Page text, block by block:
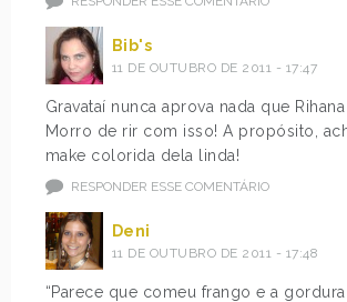
Bib's
11 DE OUTUBRO DE 2011 - 17:47
Gravataí nunca aprova nada que Rihana
Morro de rir com isso! A propósito,
make colorida dela linda!
RESPONDER ESSE COMENTÁRIO
Deni
11 DE OUTUBRO DE 2011 - 17:48
“Parece que comeu frango e a gordura